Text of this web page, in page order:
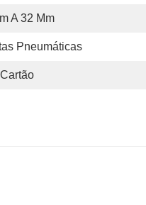
A 32 Mm
Pneumáticas